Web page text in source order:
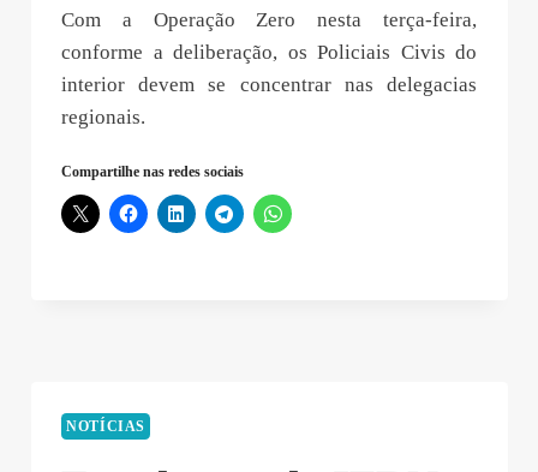
Com a Operação Zero nesta terça-feira,
conforme a deliberação, os Policiais Civis do
interior devem se concentrar nas delegacias
regionais.
Compartilhe nas redes sociais
NOTÍCIAS